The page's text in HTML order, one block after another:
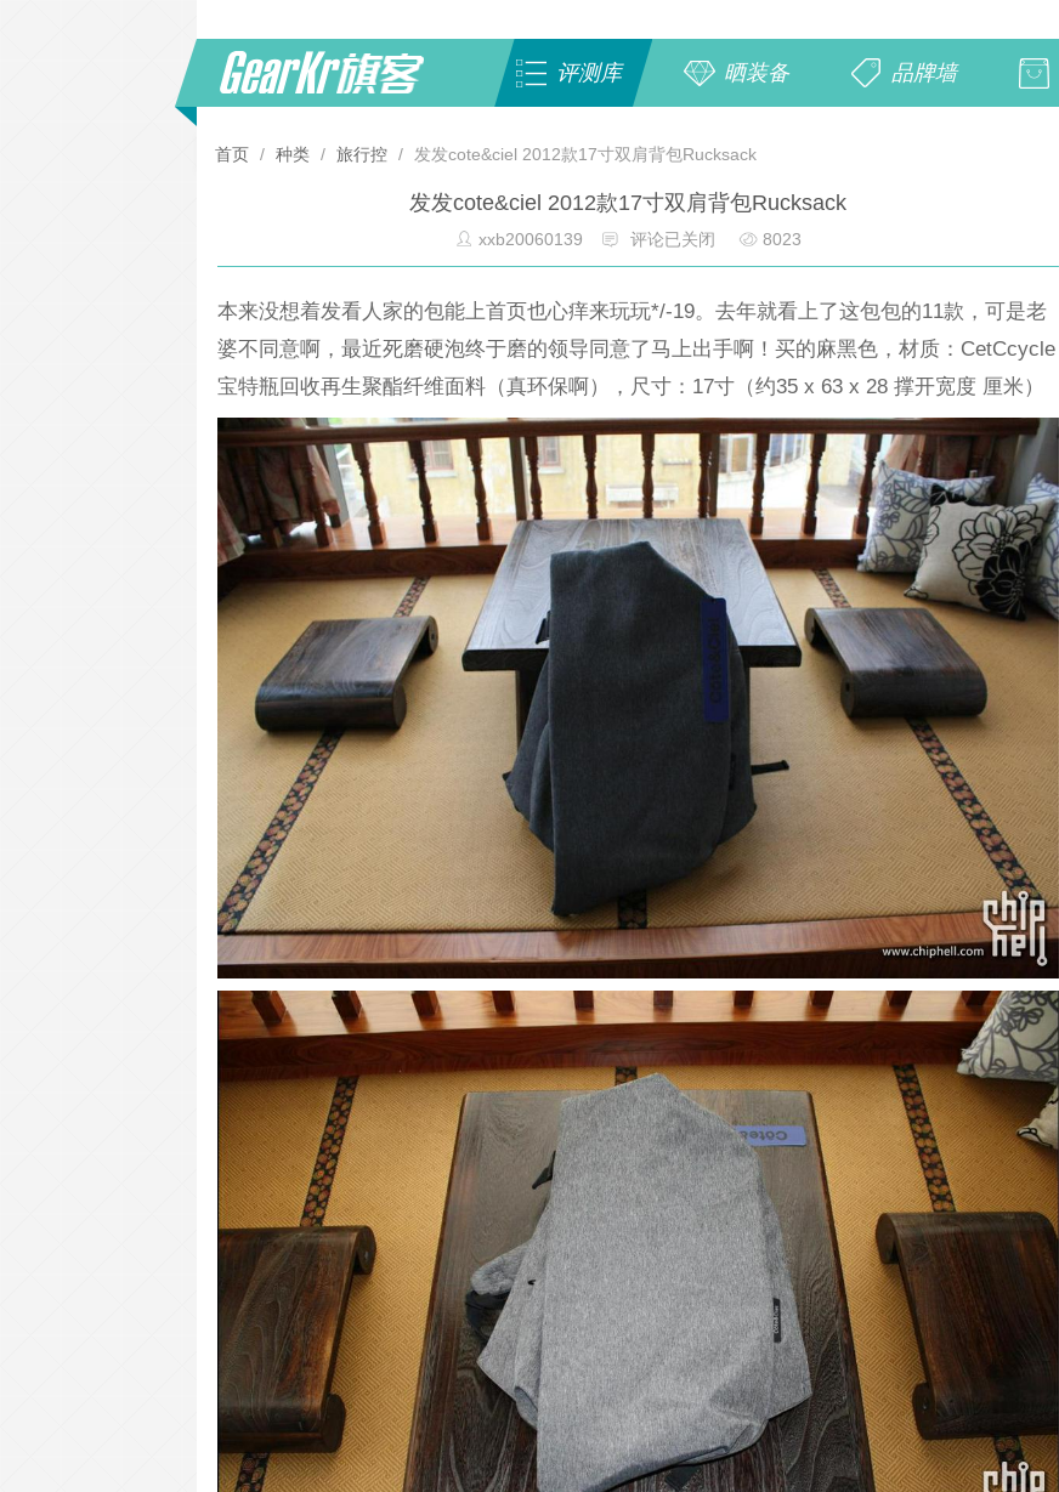
评测库 晒装备 品牌墙
首页 / 种类 / 旅行控 / 发发cote&ciel 2012款17寸双肩背包Rucksack
发发cote&ciel 2012款17寸双肩背包Rucksack
xxb20060139 评论已关闭 8023
本来没想着发看人家的包能上首页也心痒来玩玩*/-19。去年就看上了这包包的11款，可是老
婆不同意啊，最近死磨硬泡终于磨的领导同意了马上出手啊！买的麻黑色，材质：CetCcycle
宝特瓶回收再生聚酯纤维面料（真环保啊），尺寸：17寸（约35 x 63 x 28 撑开宽度 厘米）